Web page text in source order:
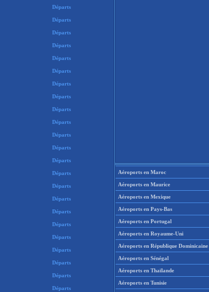
Départs
Départs
Départs
Départs
Départs
Départs
Départs
Départs
Départs
Départs
Départs
Départs
Départs
Départs
Départs
Départs
Départs
Départs
Départs
Départs
Départs
Départs
Départs
Aéroports en Maroc
Aéroports en Maurice
Aéroports en Mexique
Aéroports en Pays-Bas
Aéroports en Portugal
Aéroports en Royaume-Uni
Aéroports en République Dominicaine
Aéroports en Sénégal
Aéroports en Thaïlande
Aéroports en Tunisie